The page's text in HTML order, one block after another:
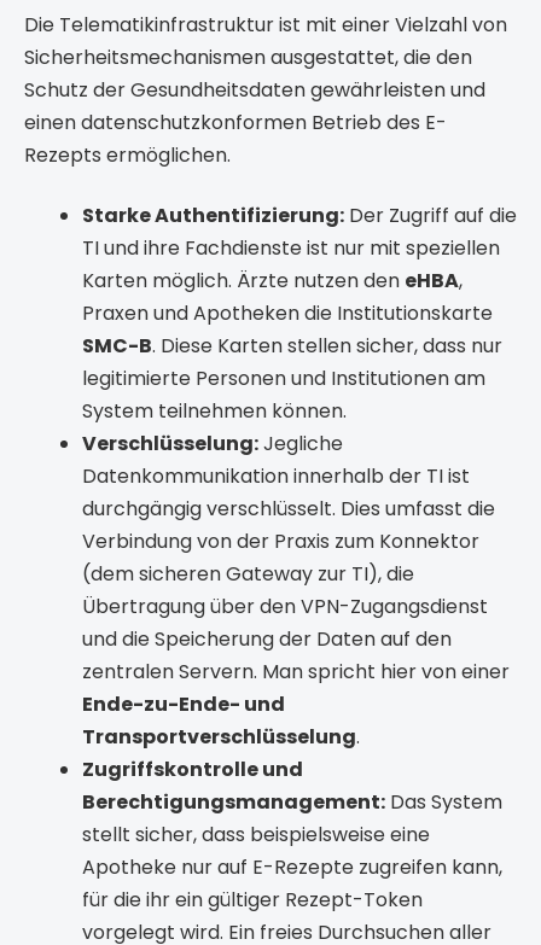
Die Telematikinfrastruktur ist mit einer Vielzahl von
Sicherheitsmechanismen ausgestattet, die den
Schutz der Gesundheitsdaten gewährleisten und
einen datenschutzkonformen Betrieb des E-
Rezepts ermöglichen.
Starke Authentifizierung: Der Zugriff auf die
TI und ihre Fachdienste ist nur mit speziellen
Karten möglich. Ärzte nutzen den eHBA,
Praxen und Apotheken die Institutionskarte
SMC-B. Diese Karten stellen sicher, dass nur
legitimierte Personen und Institutionen am
System teilnehmen können.
Verschlüsselung:Jegliche
Datenkommunikation innerhalb der TI ist
durchgängig verschlüsselt. Dies umfasst die
Verbindung von der Praxis zum Konnektor
(dem sicheren Gateway zur TI), die
Übertragung über den VPN-Zugangsdienst
und die Speicherung der Daten auf den
zentralen Servern. Man spricht hier von einer
Ende-zu-Ende- und
Transportverschlüsselung.
Zugriffskontrolle und
Berechtigungsmanagement: Das System
stellt sicher, dass beispielsweise eine
Apotheke nur auf E-Rezepte zugreifen kann,
für die ihr ein gültiger Rezept-Token
vorgelegt wird. Ein freies Durchsuchen aller